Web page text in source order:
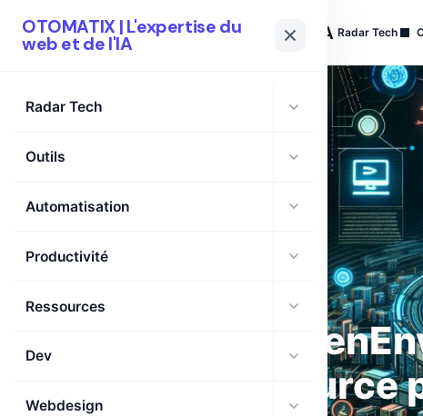
OTOMATIX| L'expertise du web et de l'IA Radar Tech
OTOMATIX | L'expertise du
web et de l'IA
Radar Tech
Outils
Automatisation
Productivité
Ressources
Dev
Webdesign
source